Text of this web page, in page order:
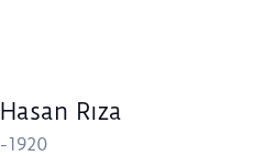
Hasan Rıza
-1920